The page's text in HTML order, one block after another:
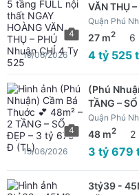
4
VĂN THỤ
Quận Phú
27 m2 6
4 tỷ 525
19/06/2026
4
(Phú
TẦNG –
Quận Phú
48 m2 2
3 tỷ 679
19/06/2026
3tỷ39 -